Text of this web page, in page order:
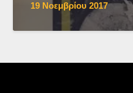
19 Νοεμβρίου 2017